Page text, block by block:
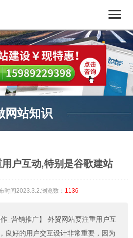
网站知识
户互动,特别是谷歌建站
时间2023.3.2.浏览数： 1136
_营销推广】
外贸网站要注重用户互
良好的用户交互设计非常重要，因为